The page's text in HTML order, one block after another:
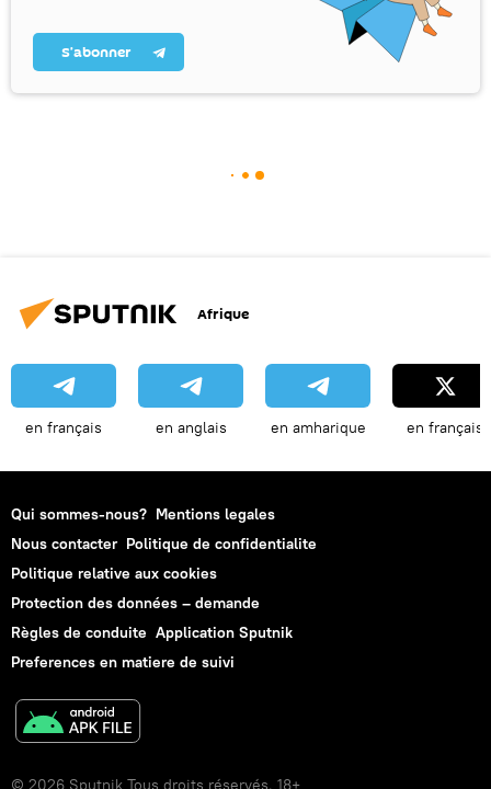
S’abonner
Afrique
en français en anglais en amharique en français
Qui sommes-nous? Mentions legales
Nous contacter Politique de confidentialite
Politique relative aux cookies
Protection des données – demande
Règles de conduite Application Sputnik
Preferences en matiere de suivi
© 2026 Sputnik Tous droits réservés. 18+